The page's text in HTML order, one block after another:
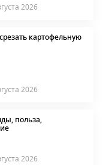
2026
картофельную
2026
польза,
2026